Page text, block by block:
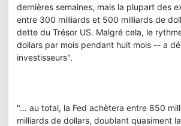
dernières semaines, mais la plupart des
entre 300 milliards et 500 milliards de
dette du Trésor US. Malgré cela, le
dollars par mois pendant huit mois -- a
investisseurs".
"... au total, la Fed achètera entre 850
milliards de dollars, doublant quasiment